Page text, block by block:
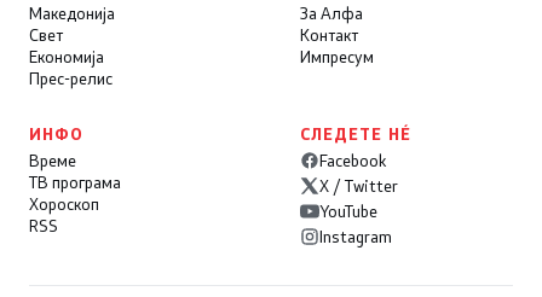
Македонија
Свет
Економија
Прес-релис
За Алфа
Контакт
Импресум
ИНФО
Време
ТВ програма
Хороскоп
RSS
СЛЕДЕТЕ НÉ
Facebook
X / Twitter
YouTube
Instagram